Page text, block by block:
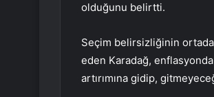
olduğunu belirtti.
Seçim belirsizliğinin
eden Karadağ,
artırımına gidip,